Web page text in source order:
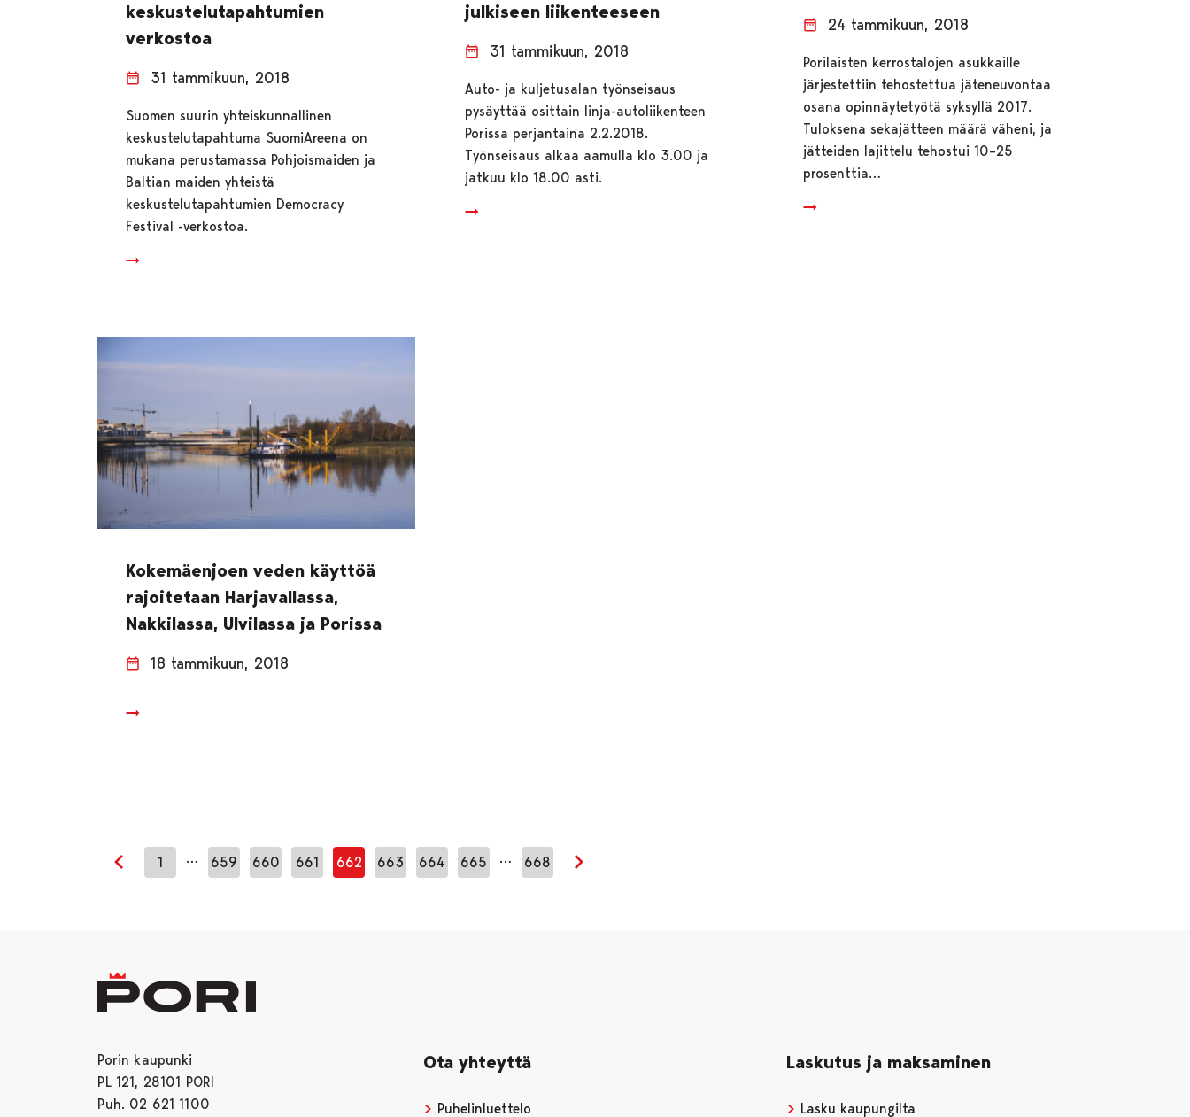
keskustelutapahtumien
verkostoa
31 tammikuun, 2018
Suomen suurin yhteiskunnallinen
keskustelutapahtuma SuomiAreena on
mukana perustamassa Pohjoismaiden ja
Baltian maiden yhteistä
keskustelutapahtumien Democracy
Festival -verkostoa.
julkiseen liikenteeseen
31 tammikuun, 2018
Auto- ja kuljetusalan työnseisaus
pysäyttää osittain linja-autoliikenteen
Porissa perjantaina 2.2.2018.
Työnseisaus alkaa aamulla klo 3.00 ja
jatkuu klo 18.00 asti.
24 tammikuun, 2018
Porilaisten kerrostalojen asukkaille
järjestettiin tehostettua jäteneuvontaa
osana opinnäytetyötä syksyllä 2017.
Tuloksena sekajätteen määrä väheni, ja
jätteiden lajittelu tehostui 10–25
prosenttia…
Kokemäenjoen veden käyttöä
rajoitetaan Harjavallassa,
Nakkilassa, Ulvilassa ja Porissa
18 tammikuun, 2018
Edellinen sivu
1 … 659 660 661 662 663 664 665 … 668
Porin kaupunki
PL 121, 28101 PORI
Puh. 02 621 1100
Ota yhteyttä
Puhelinluettelo
Laskutus ja maksaminen
Lasku kaupungilta